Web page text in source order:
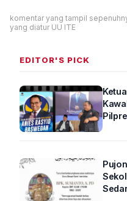
komentar yang tampil
yang diatur UU ITE
EDITOR'S PICK
Pujon